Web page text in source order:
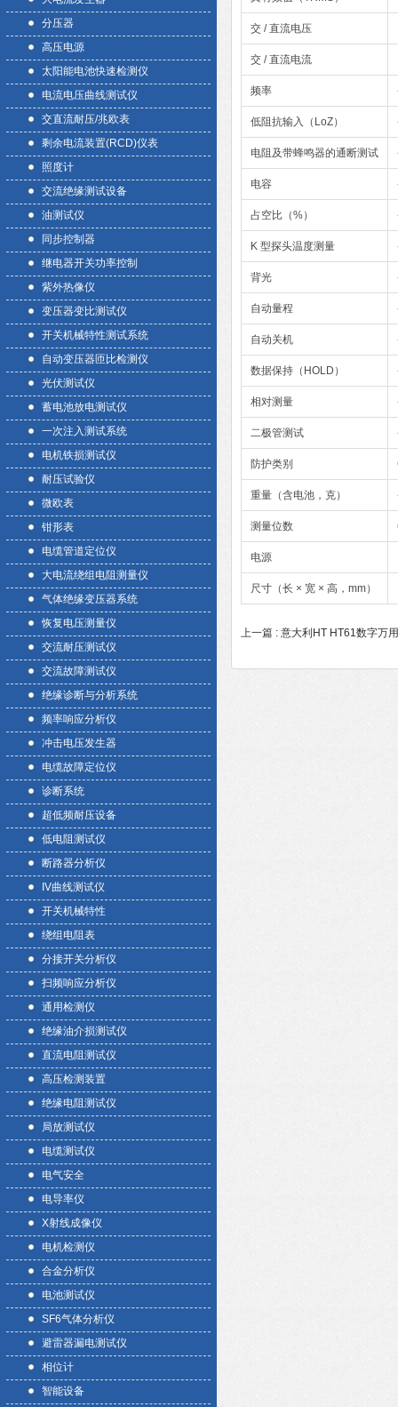
分压器
高压电源
太阳能电池快速检测仪
电流电压曲线测试仪
交直流耐压/兆欧表
剩余电流装置(RCD)仪表
照度计
交流绝缘测试设备
油测试仪
同步控制器
继电器开关功率控制
紫外热像仪
变压器变比测试仪
开关机械特性测试系统
自动变压器匝比检测仪
光伏测试仪
蓄电池放电测试仪
一次注入测试系统
电机铁损测试仪
耐压试验仪
微欧表
钳形表
电缆管道定位仪
大电流绕组电阻测量仪
气体绝缘变压器系统
恢复电压测量仪
交流耐压测试仪
交流故障测试仪
绝缘诊断与分析系统
频率响应分析仪
冲击电压发生器
电缆故障定位仪
诊断系统
超低频耐压设备
低电阻测试仪
断路器分析仪
IV曲线测试仪
开关机械特性
绕组电阻表
分接开关分析仪
扫频响应分析仪
通用检测仪
绝缘油介损测试仪
直流电阻测试仪
高压检测装置
绝缘电阻测试仪
局放测试仪
电缆测试仪
电气安全
电导率仪
X射线成像仪
电机检测仪
合金分析仪
电池测试仪
SF6气体分析仪
避雷器漏电测试仪
相位计
智能设备
交 / 直流电压
交 / 直流电流
频率
低阻抗输入（LoZ）
电阻及带蜂鸣器的通断测试
电容
占空比（%）
K 型探头温度测量
背光
自动量程
自动关机
数据保持（HOLD）
相对测量
二极管测试
防护类别
重量（含电池，克）
测量位数
电源
尺寸（长 × 宽 × 高，mm）
上一篇 : 意大利HT HT61数字万